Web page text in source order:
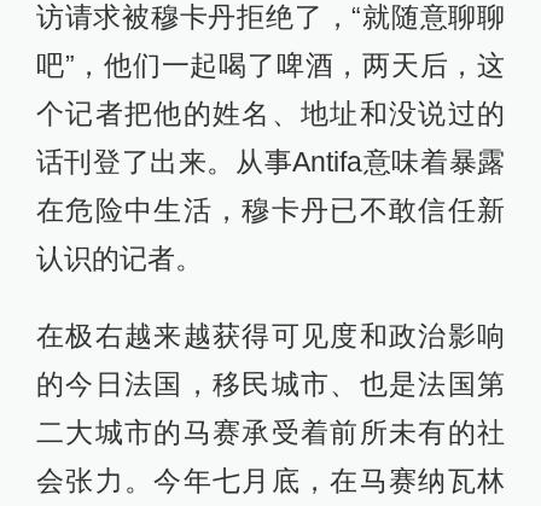
访请求被穆卡丹拒绝了，“就随意聊聊
吧”，他们一起喝了啤酒，两天后，这
个记者把他的姓名、地址和没说过的
话刊登了出来。从事Antifa意味着暴露
在危险中生活，穆卡丹已不敢信任新
认识的记者。
在极右越来越获得可见度和政治影响
的今日法国，移民城市、也是法国第
二大城市的马赛承受着前所未有的社
会张力。今年七月底，在马赛纳瓦林